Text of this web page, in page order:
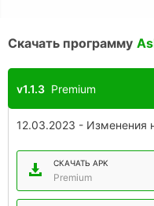
Скачать программу
v1.1.3 Premium
12.03.2023 - Изменения
СКАЧАТЬ APK
Premium